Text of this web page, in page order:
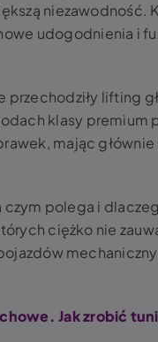
niezawodność.
udogodnienia i
lifting
klasy premium
mając
polega i
ciężko nie
Jak zrobić